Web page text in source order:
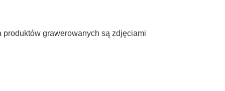
grawerowanych są zdjęciami